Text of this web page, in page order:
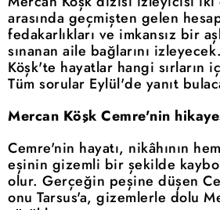
arasında geçmişten gelen
fedakarlıkları ve imkansız bir
sınanan aile bağlarını
Köşk'te hayatlar hangi sırların
Tüm sorular Eylül'de yanıt
Mercan Köşk Cemre'nin
Cemre'nin hayatı, nikâhının
eşinin gizemli bir şekilde
olur. Gerçeğin peşine düşen
onu Tarsus'a, gizemlerle dolu